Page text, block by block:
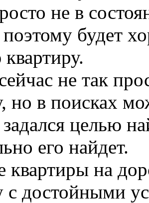
не в
поэтому будет
не так
но в поисках
целью
его найдет.
на
с достойными